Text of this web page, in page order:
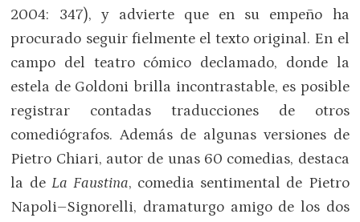
2004: 347), y advierte que en su empeño ha
procurado seguir fielmente el texto original. En el
campo del teatro cómico declamado, donde la
estela de Goldoni brilla incontrastable, es posible
registrar contadas traducciones de otros
comediógrafos. Además de algunas versiones de
Pietro Chiari, autor de unas 60 comedias, destaca
la de La Faustina, comedia sentimental de Pietro
Napoli–Signorelli, dramaturgo amigo de los dos